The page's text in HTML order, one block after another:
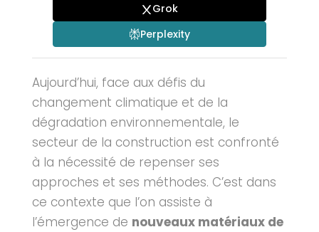
Grok
Perplexity
Aujourd’hui, face aux défis du
changement climatique et de la
dégradation environnementale, le
secteur de la construction est confronté
à la nécessité de repenser ses
approches et ses méthodes. C’est dans
ce contexte que l’on assiste à
l’émergence de nouveaux matériaux de